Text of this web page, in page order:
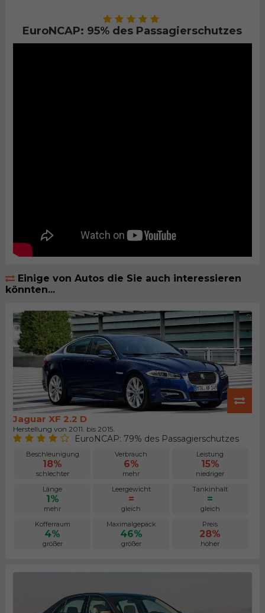
EuroNCAP: 95% des Passagierschutzes
Einige von Autos die Sie auch interessieren
könnten...
Jaguar XF 2.2 D
Herstellung von 2011. bis 2015.
EuroNCAP: 79% des Passagierschutzes
Beschleunigung
18%
schlechter
Verbrauch
6%
mehr
Leistung
15%
niedriger
Länge
1%
mehr
Leergewicht
=
gleich
Tankinhalt
=
gleich
Kofferraum
4%
größer
Maximalgepäck
46%
größer
Preis
28%
höher